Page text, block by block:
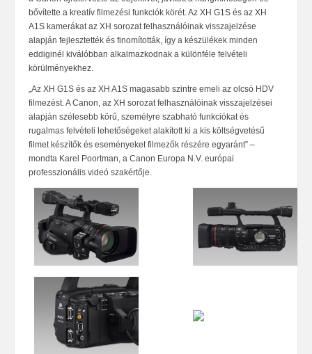
bővítette a kreatív filmezési funkciók körét. Az XH G1S és az XH
A1S kamerákat az XH sorozat felhasználóinak visszajelzése
alapján fejlesztették és finomították, így a készülékek minden
eddiginél kiválóbban alkalmazkodnak a különféle felvételi
körülményekhez.
„Az XH G1S és az XH A1S magasabb szintre emeli az olcsó HDV
filmezést. A Canon, az XH sorozat felhasználóinak visszajelzései
alapján szélesebb körű, személyre szabható funkciókat és
rugalmas felvételi lehetőségeket alakított ki a kis költségvetésű
filmet készítők és eseményeket filmezők részére egyaránt” –
mondta Karel Poortman, a Canon Europa N.V. európai
professzionális videó szakértője.